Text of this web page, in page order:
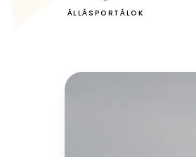
ÁLLÁSPORTÁLOK